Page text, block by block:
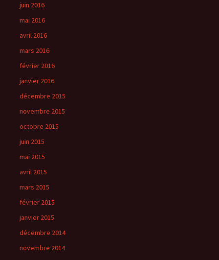
juin 2016
mai 2016
avril 2016
mars 2016
février 2016
janvier 2016
décembre 2015
novembre 2015
octobre 2015
juin 2015
mai 2015
avril 2015
mars 2015
février 2015
janvier 2015
décembre 2014
novembre 2014